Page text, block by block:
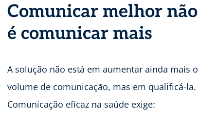
Comunicar melhor não
é comunicar mais
A solução não está em aumentar ainda mais o
volume de comunicação, mas em qualificá-la.
Comunicação eficaz na saúde exige: